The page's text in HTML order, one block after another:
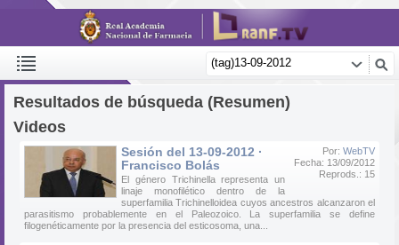
Resultados de búsqueda (Resumen)
Videos
Por: WebTV
Fecha: 13/09/2012
Reprods.: 15
Sesión del 13-09-2012 ·
Francisco Bolás
El género Trichinella representa un
linaje monofilético dentro de la
superfamilia Trichinelloidea cuyos ancestros alcanzaron el
parasitismo probablemente en el Paleozoico. La superfamilia se define
filogenéticamente por la presencia del esticosoma, una...